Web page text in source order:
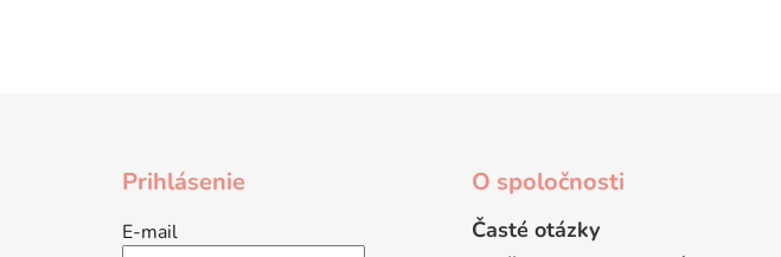
Prihlásenie
E-mail
O spoločnosti
Časté otázky